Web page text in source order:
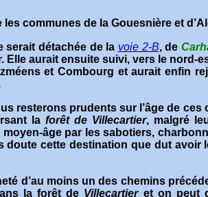
communes de la Gouesnière et
serait détachée de la voie 2-B, de
Elle aurait ensuite suivi, vers le nord-
et Combourg et aurait enfin
resterons prudents sur l’âge de ces
la forêt de Villecartier, malgré
âge par les sabotiers,
doute cette destination que dut avoir
d’au moins un des chemins
la forêt de Villecartieret on peut